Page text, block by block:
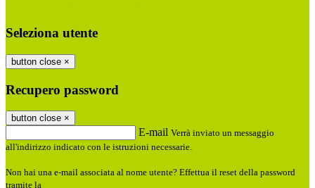
Seleziona utente
button close ×
Recupero password
button close ×
E-mail Verrà inviato un messaggio
all'indirizzo indicato con le istruzioni necessarie.
Non hai una e-mail associata al nome utente? Effettua il reset della password
tramite la